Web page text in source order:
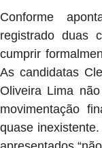
Conforme
registrado duas
cumprir
As candidatas
Oliveira Lima
movimentação
quase